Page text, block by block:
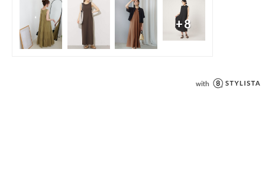
やすいのも嬉しいポイント。3）Washableご自宅でお洗濯がで
きるのでお手入れも楽々。
寸情報はサンプル商品のデータです。実際の商品と仕様が異な